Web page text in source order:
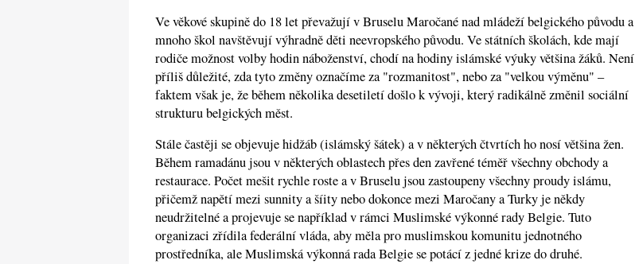
Ve věkové skupině do 18 let převažují v Bruselu Maročané nad mládeží belgického původu a
mnoho škol navštěvují výhradně děti neevropského původu. Ve státních školách, kde mají
rodiče možnost volby hodin náboženství, chodí na hodiny islámské výuky většina žáků. Není
příliš důležité, zda tyto změny označíme za "rozmanitost", nebo za "velkou výměnu" –
faktem však je, že během několika desetiletí došlo k vývoji, který radikálně změnil sociální
strukturu belgických měst.
Stále častěji se objevuje hidžáb (islámský šátek) a v některých čtvrtích ho nosí většina žen.
Během ramadánu jsou v některých oblastech přes den zavřené téměř všechny obchody a
restaurace. Počet mešit rychle roste a v Bruselu jsou zastoupeny všechny proudy islámu,
přičemž napětí mezi sunnity a šíity nebo dokonce mezi Maročany a Turky je někdy
neudržitelné a projevuje se například v rámci Muslimské výkonné rady Belgie. Tuto
organizaci zřídila federální vláda, aby měla pro muslimskou komunitu jednotného
prostředníka, ale Muslimská výkonná rada Belgie se potácí z jedné krize do druhé.